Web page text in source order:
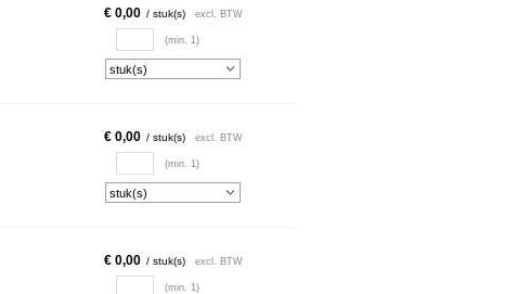
€ 0,00 / stuk(s) excl. BTW
(min. 1)
€ 0,00 / stuk(s) excl. BTW
(min. 1)
€ 0,00 / stuk(s) excl. BTW
(min. 1)